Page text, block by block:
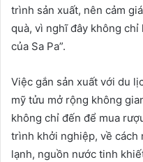
trình sản xuất, nên cảm
quà, vì nghĩ đây không chỉ
của Sa Pa”.
Việc gắn sản xuất với du
mỹ tửu mở rộng không
không chỉ đến để mua
trình khởi nghiệp, về cách
lạnh, nguồn nước tinh